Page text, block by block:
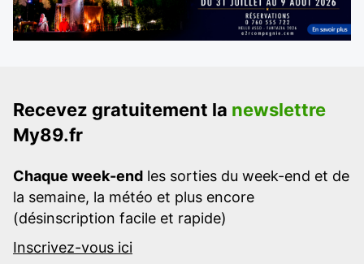
Recevez gratuitement la newslettre
My89.fr
Chaque week-end les sorties du week-end et de
la semaine, la météo et plus encore
(désinscription facile et rapide)
Inscrivez-vous ici